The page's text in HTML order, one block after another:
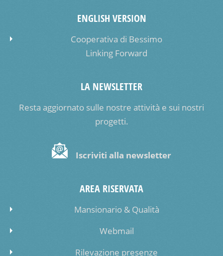
ENGLISH VERSION
Cooperativa di Bessimo
Linking Forward
LA NEWSLETTER
Resta aggiornato sulle nostre attività e sui nostri
progetti.
Iscriviti alla newsletter
AREA RISERVATA
Mansionario & Qualità
Webmail
Rilevazione presenze